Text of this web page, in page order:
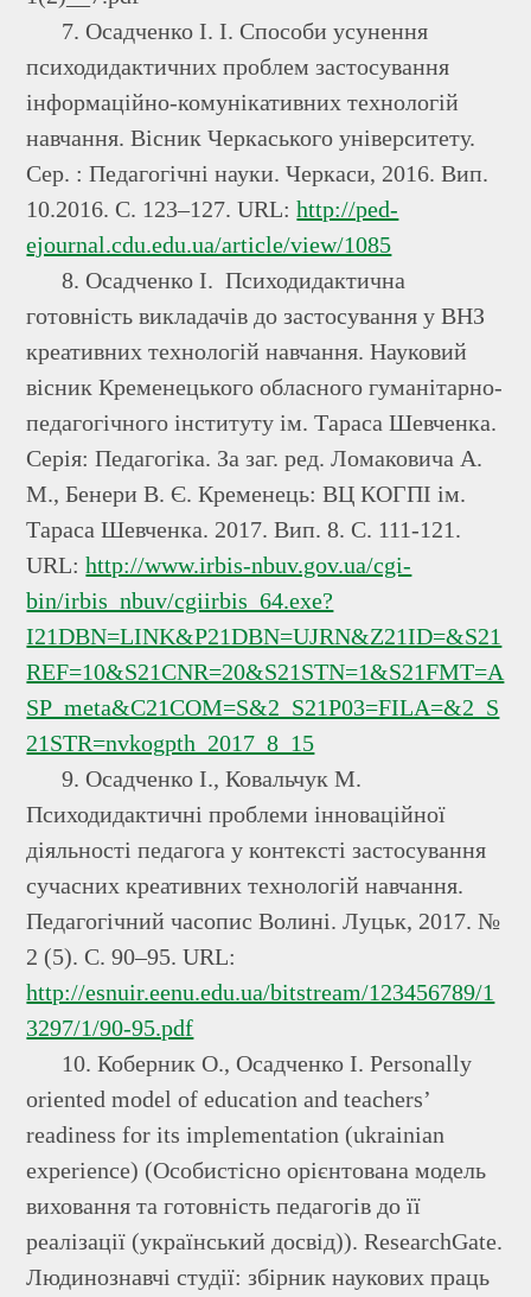
7. Осадченко І. І. Способи усунення
психодидактичних проблем застосування
інформаційно-комунікативних технологій
навчання. Вісник Черкаського університету.
Сер. : Педагогічні науки. Черкаси, 2016. Вип.
10.2016. С. 123–127. URL:http://ped-
ejournal.cdu.edu.ua/article/view/1085
8. Осадченко І. Психодидактична
готовність викладачів до застосування у ВНЗ
креативних технологій навчання. Науковий
вісник Кременецького обласного гуманітарно-
педагогічного інституту ім. Тараса Шевченка.
Серія: Педагогіка. За заг. ред. Ломаковича А.
М., Бенери В. Є. Кременець: ВЦ КОГПІ ім.
Тараса Шевченка. 2017. Вип. 8. С. 111-121.
URL:http://www.irbis-nbuv.gov.ua/cgi-
bin/irbis_nbuv/cgiirbis_64.exe?
I21DBN=LINK&P21DBN=UJRN&Z21ID=&S21
REF=10&S21CNR=20&S21STN=1&S21FMT=A
SP_meta&C21COM=S&2_S21P03=FILA=&2_S
21STR=nvkogpth_2017_8_15
9. Осадченко І., Ковальчук М.
Психодидактичні проблеми інноваційної
діяльності педагога у контексті застосування
сучасних креативних технологій навчання.
Педагогічний часопис Волині. Луцьк, 2017. №
2 (5). С. 90–95. URL:
http://esnuir.eenu.edu.ua/bitstream/123456789/1
3297/1/90-95.pdf
10. Коберник О., Осадченко І. Personally
oriented model of education and teachers’
readiness for its implementation (ukrainian
experience) (Особистісно орієнтована модель
виховання та готовність педагогів до її
реалізації (український досвід)). ResearchGate.
Людинознавчі студії: збірник наукових праць